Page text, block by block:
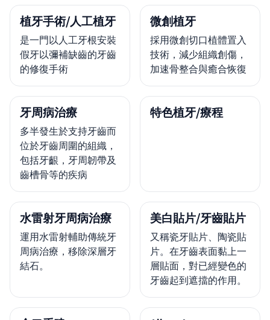
植牙手術/人工植牙
是一門以人工牙根安裝
假牙以彌補缺齒的牙齒
的修復手術
微創植牙
採用微創切口植體置入
技術，減少組織創傷，
加速骨整合與癒合恢復
牙周病治療
多半發生於支持牙齒而
位於牙齒周圍的組織，
包括牙齦，牙周韌帶及
齒槽骨等的疾病
特色植牙/療程
水雷射牙周病治療
運用水雷射輔助傳統牙
周病治療，移除深層牙
結石。
美白貼片/牙齒貼片
又稱瓷牙貼片、陶瓷貼
片。在牙齒表面黏上一
層貼面，對已經變色的
牙齒起到遮擋的作用。